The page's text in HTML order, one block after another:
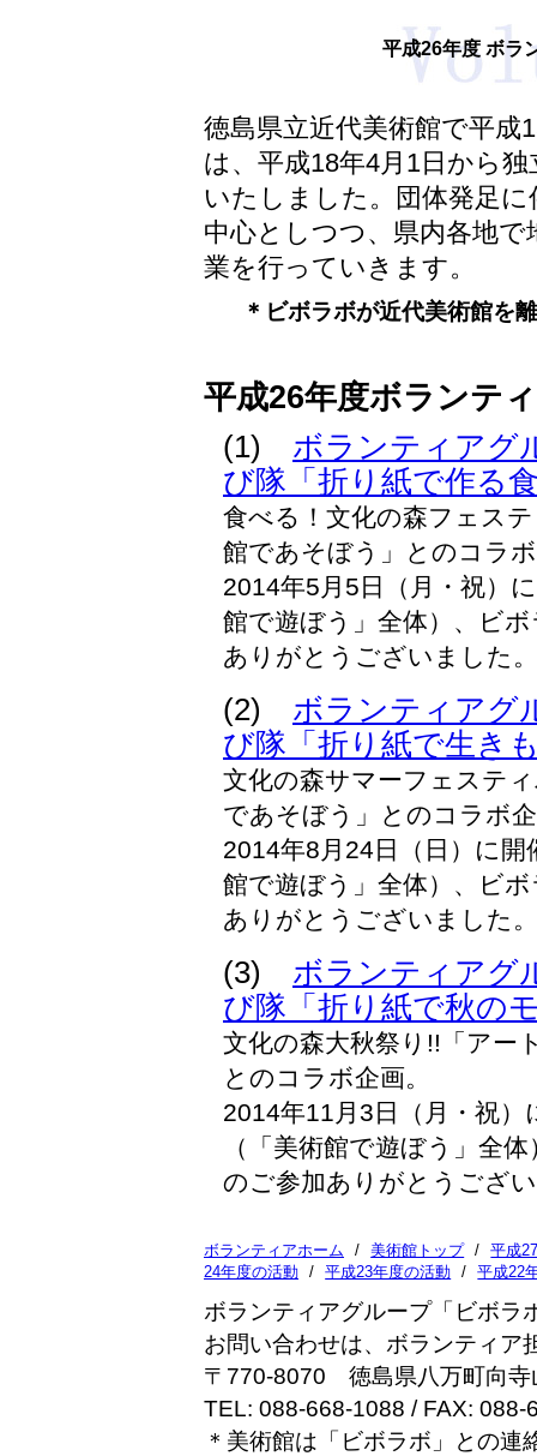
平成26年度 ボラ
徳島県立近代美術館で平
は、平成18年4月1日から
いたしました。団体発足
中心としつつ、県内各地
業を行っていきます。
＊ビボラボが近代美術館を
平成26年度ボランテ
(1) ボランティアグ
び隊「折り紙で作る
食べる！文化の森フェス
館であそぼう」とのコラ
2014年5月5日（月・祝）
館で遊ぼう」全体）、ビ
ありがとうございました。
(2) ボランティアグ
び隊「折り紙で生き
文化の森サマーフェステ
であそぼう」とのコラボ
2014年8月24日（日）に
館で遊ぼう」全体）、ビ
ありがとうございました。
(3) ボランティアグ
び隊「折り紙で秋の
文化の森大秋祭り!!「アー
とのコラボ企画。
2014年11月3日（月・祝
（「美術館で遊ぼう」全
のご参加ありがとうござ
ボランティアホーム / 美術館トップ /
平成
24年度の活動
/ 平成23年度の活動 / 平成22
ボランティアグループ「ビボラ
お問い合わせは、ボランティア
〒770-8070 徳島県八万町向
TEL: 088-668-1088 / FAX: 088-
＊美術館は「ビボラボ」との